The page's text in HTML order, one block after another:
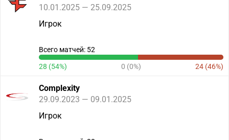
10.01.2025 — 25.09.2025
Игрок
Всего матчей: 52
28 (54%) 0 (0%) 24 (46%)
Complexity
29.09.2023 — 09.01.2025
Игрок